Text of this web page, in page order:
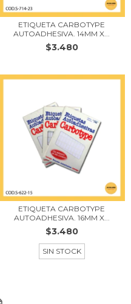
ETIQUETA CARBOTYPE
AUTOADHESIVA. 14MM X...
$3.480
ETIQUETA CARBOTYPE
AUTOADHESIVA. 16MM X...
$3.480
SIN STOCK